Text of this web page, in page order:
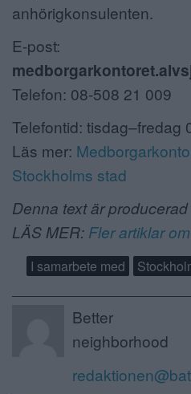
anhörigkonsulenten.
E-post:
Telefon: 08-508 21 009
Telefontid: tisdag–fredag
Läs mer:
Stockholms stad
Denna text är
LÄS MER: Fler artiklar
I samarbete med
Better
neighborhood